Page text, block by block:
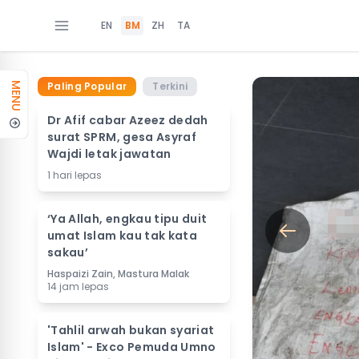
EN BM ZH TA
MENU Paling Popular Terkini
Dr Afif cabar Azeez dedah
surat SPRM, gesa Asyraf
Wajdi letak jawatan
1 hari lepas
‘Ya Allah, engkau tipu duit
umat Islam kau tak kata
sakau’
Haspaizi Zain, Mastura Malak
14 jam lepas
'Tahlil arwah bukan syariat
Islam' - Exco Pemuda Umno